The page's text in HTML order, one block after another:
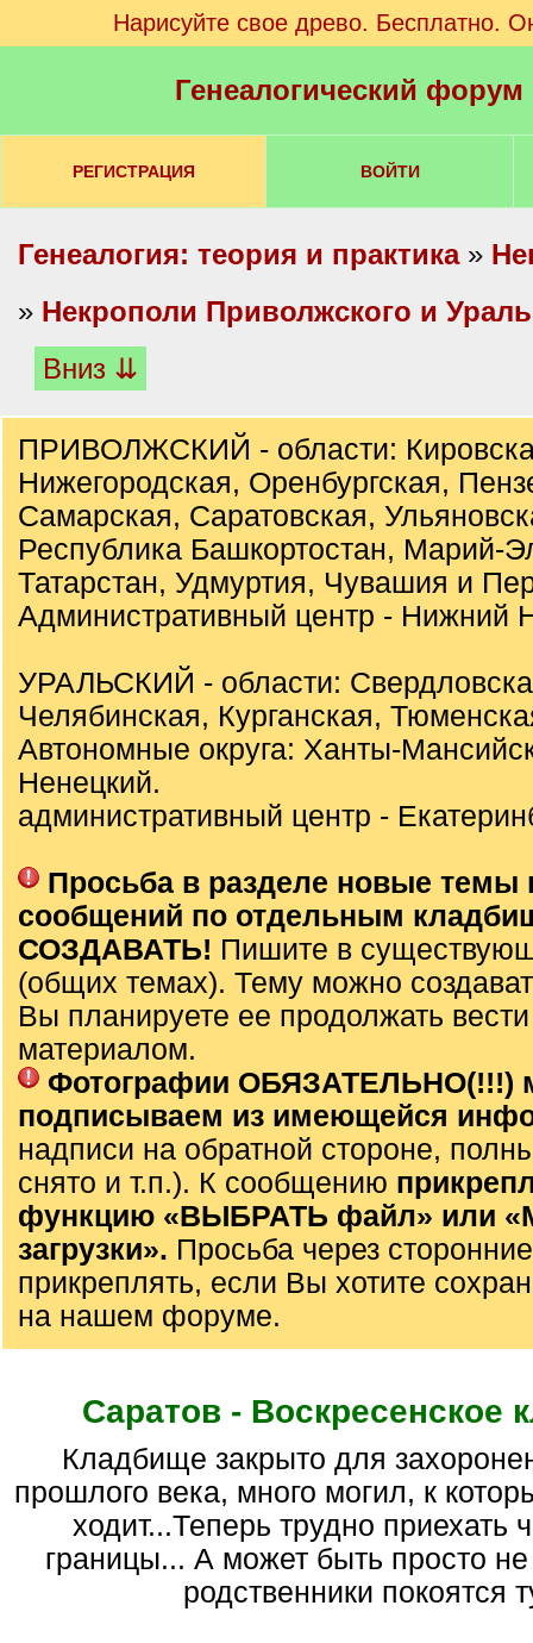
Нарисуйте свое древо. Бесплатно.
Генеалогический
РЕГИСТРАЦИЯ ВОЙТИ
Генеалогия: теория и практика»
» Некрополи Приволжского и
Вниз ⇊
ПРИВОЛЖСКИЙ - области:
Нижегородская, Оренбургская,
Самарская, Саратовская,
Республика Башкортостан, Марий-
Татарстан, Удмуртия, Чувашия и
Административный центр - Нижний
УРАЛЬСКИЙ - области:
Челябинская, Курганская,
Автономные округа: Ханты-
Ненецкий.
административный центр -
Просьба в разделе новые темы
сообщений по отдельным
СОЗДАВАТЬ! Пишите в
(общих темах). Тему можно
Вы планируете ее продолжать
материалом.
Фотографии ОБЯЗАТЕЛЬНО(!!!)
подписываем из имеющейся
надписи на обратной стороне,
снято и т.п.). К сообщению
функцию «ВЫБРАТЬ файл» или
загрузки». Просьба через
прикреплять, если Вы хотите
на нашем форуме.
Саратов - Воскресенское
кладбище закрыто для захоронений в 70-е гг.
прошлого века, много могил, к
ходит...Теперь трудно приехать
границы... А может быть просто не
родственники покоятся